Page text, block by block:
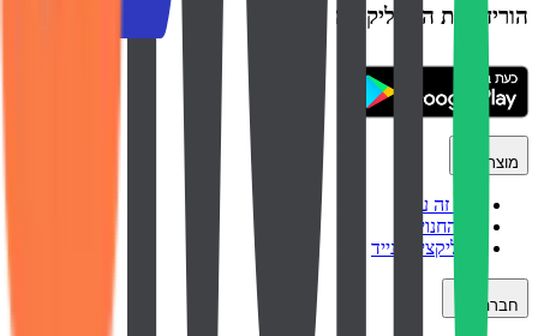
הורידו את האפליקציה
מוצר
איך זה עובד
כל החנויות
אפליקציה לנייד
חברה